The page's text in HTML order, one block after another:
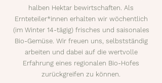
halben Hektar bewirtschaften. Als
Ernteteiler*innen erhalten wir wöchentlich
(im Winter 14-tägig) frisches und saisonales
Bio-Gemüse. Wir freuen uns, selbstständig
arbeiten und dabei auf die wertvolle
Erfahrung eines regionalen Bio-Hofes
zurückgreifen zu können.